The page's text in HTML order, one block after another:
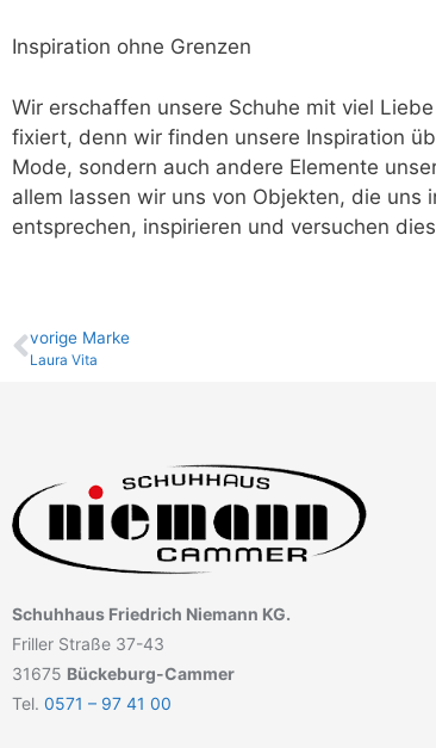
Inspiration ohne Grenzen
Wir erschaffen unsere Schuhe mit viel
fixiert, denn wir finden unsere Inspiration
Mode, sondern auch andere Elemente
allem lassen wir uns von Objekten, die uns
entsprechen, inspirieren und versuchen
vo­ri­ge Marke
Laura Vita
Schuhhaus Friedrich Niemann KG.
Friller Straße 37-43
31675 Bückeburg-Cammer
Tel. 0571 – 97 41 00